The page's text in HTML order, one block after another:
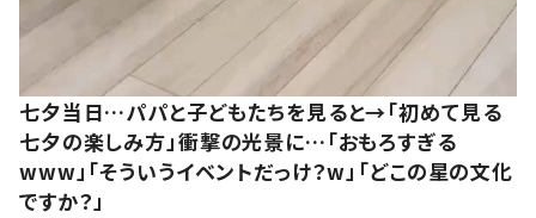
七夕当日…パパと子どもたちを見ると→「初めて見る
七夕の楽しみ方」衝撃の光景に…「おもろすぎる
www」「そういうイベントだっけ？w」「どこの星の文化
ですか？」